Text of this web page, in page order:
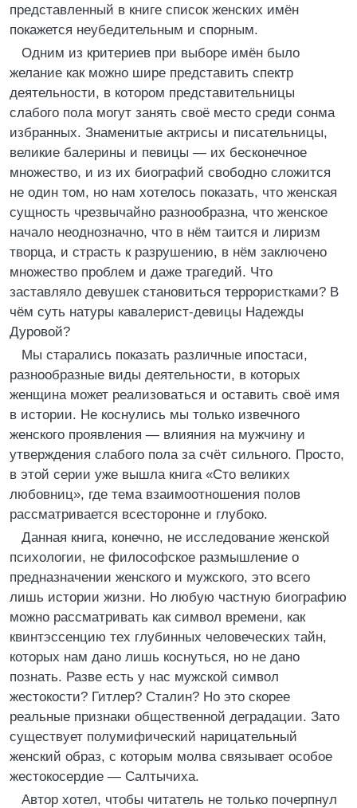
представленный в книге список женских имён
покажется неубедительным и спорным.
Одним из критериев при выборе имён было
желание как можно шире представить спектр
деятельности, в котором представительницы
слабого пола могут занять своё место среди сонма
избранных. Знаменитые актрисы и писательницы,
великие балерины и певицы — их бесконечное
множество, и из их биографий свободно сложится
не один том, но нам хотелось показать, что женская
сущность чрезвычайно разнообразна, что женское
начало неоднозначно, что в нём таится и лиризм
творца, и страсть к разрушению, в нём заключено
множество проблем и даже трагедий. Что
заставляло девушек становиться террористками? В
чём суть натуры кавалерист-девицы Надежды
Дуровой?
Мы старались показать различные ипостаси,
разнообразные виды деятельности, в которых
женщина может реализоваться и оставить своё имя
в истории. Не коснулись мы только извечного
женского проявления — влияния на мужчину и
утверждения слабого пола за счёт сильного. Просто,
в этой серии уже вышла книга «Сто великих
любовниц», где тема взаимоотношения полов
рассматривается всесторонне и глубоко.
Данная книга, конечно, не исследование женской
психологии, не философское размышление о
предназначении женского и мужского, это всего
лишь истории жизни. Но любую частную биографию
можно рассматривать как символ времени, как
квинтэссенцию тех глубинных человеческих тайн,
которых нам дано лишь коснуться, но не дано
познать. Разве есть у нас мужской символ
жестокости? Гитлер? Сталин? Но это скорее
реальные признаки общественной деградации. Зато
существует полумифический нарицательный
женский образ, с которым молва связывает особое
жестокосердие — Салтычиха.
Автор хотел, чтобы читатель не только почерпнул